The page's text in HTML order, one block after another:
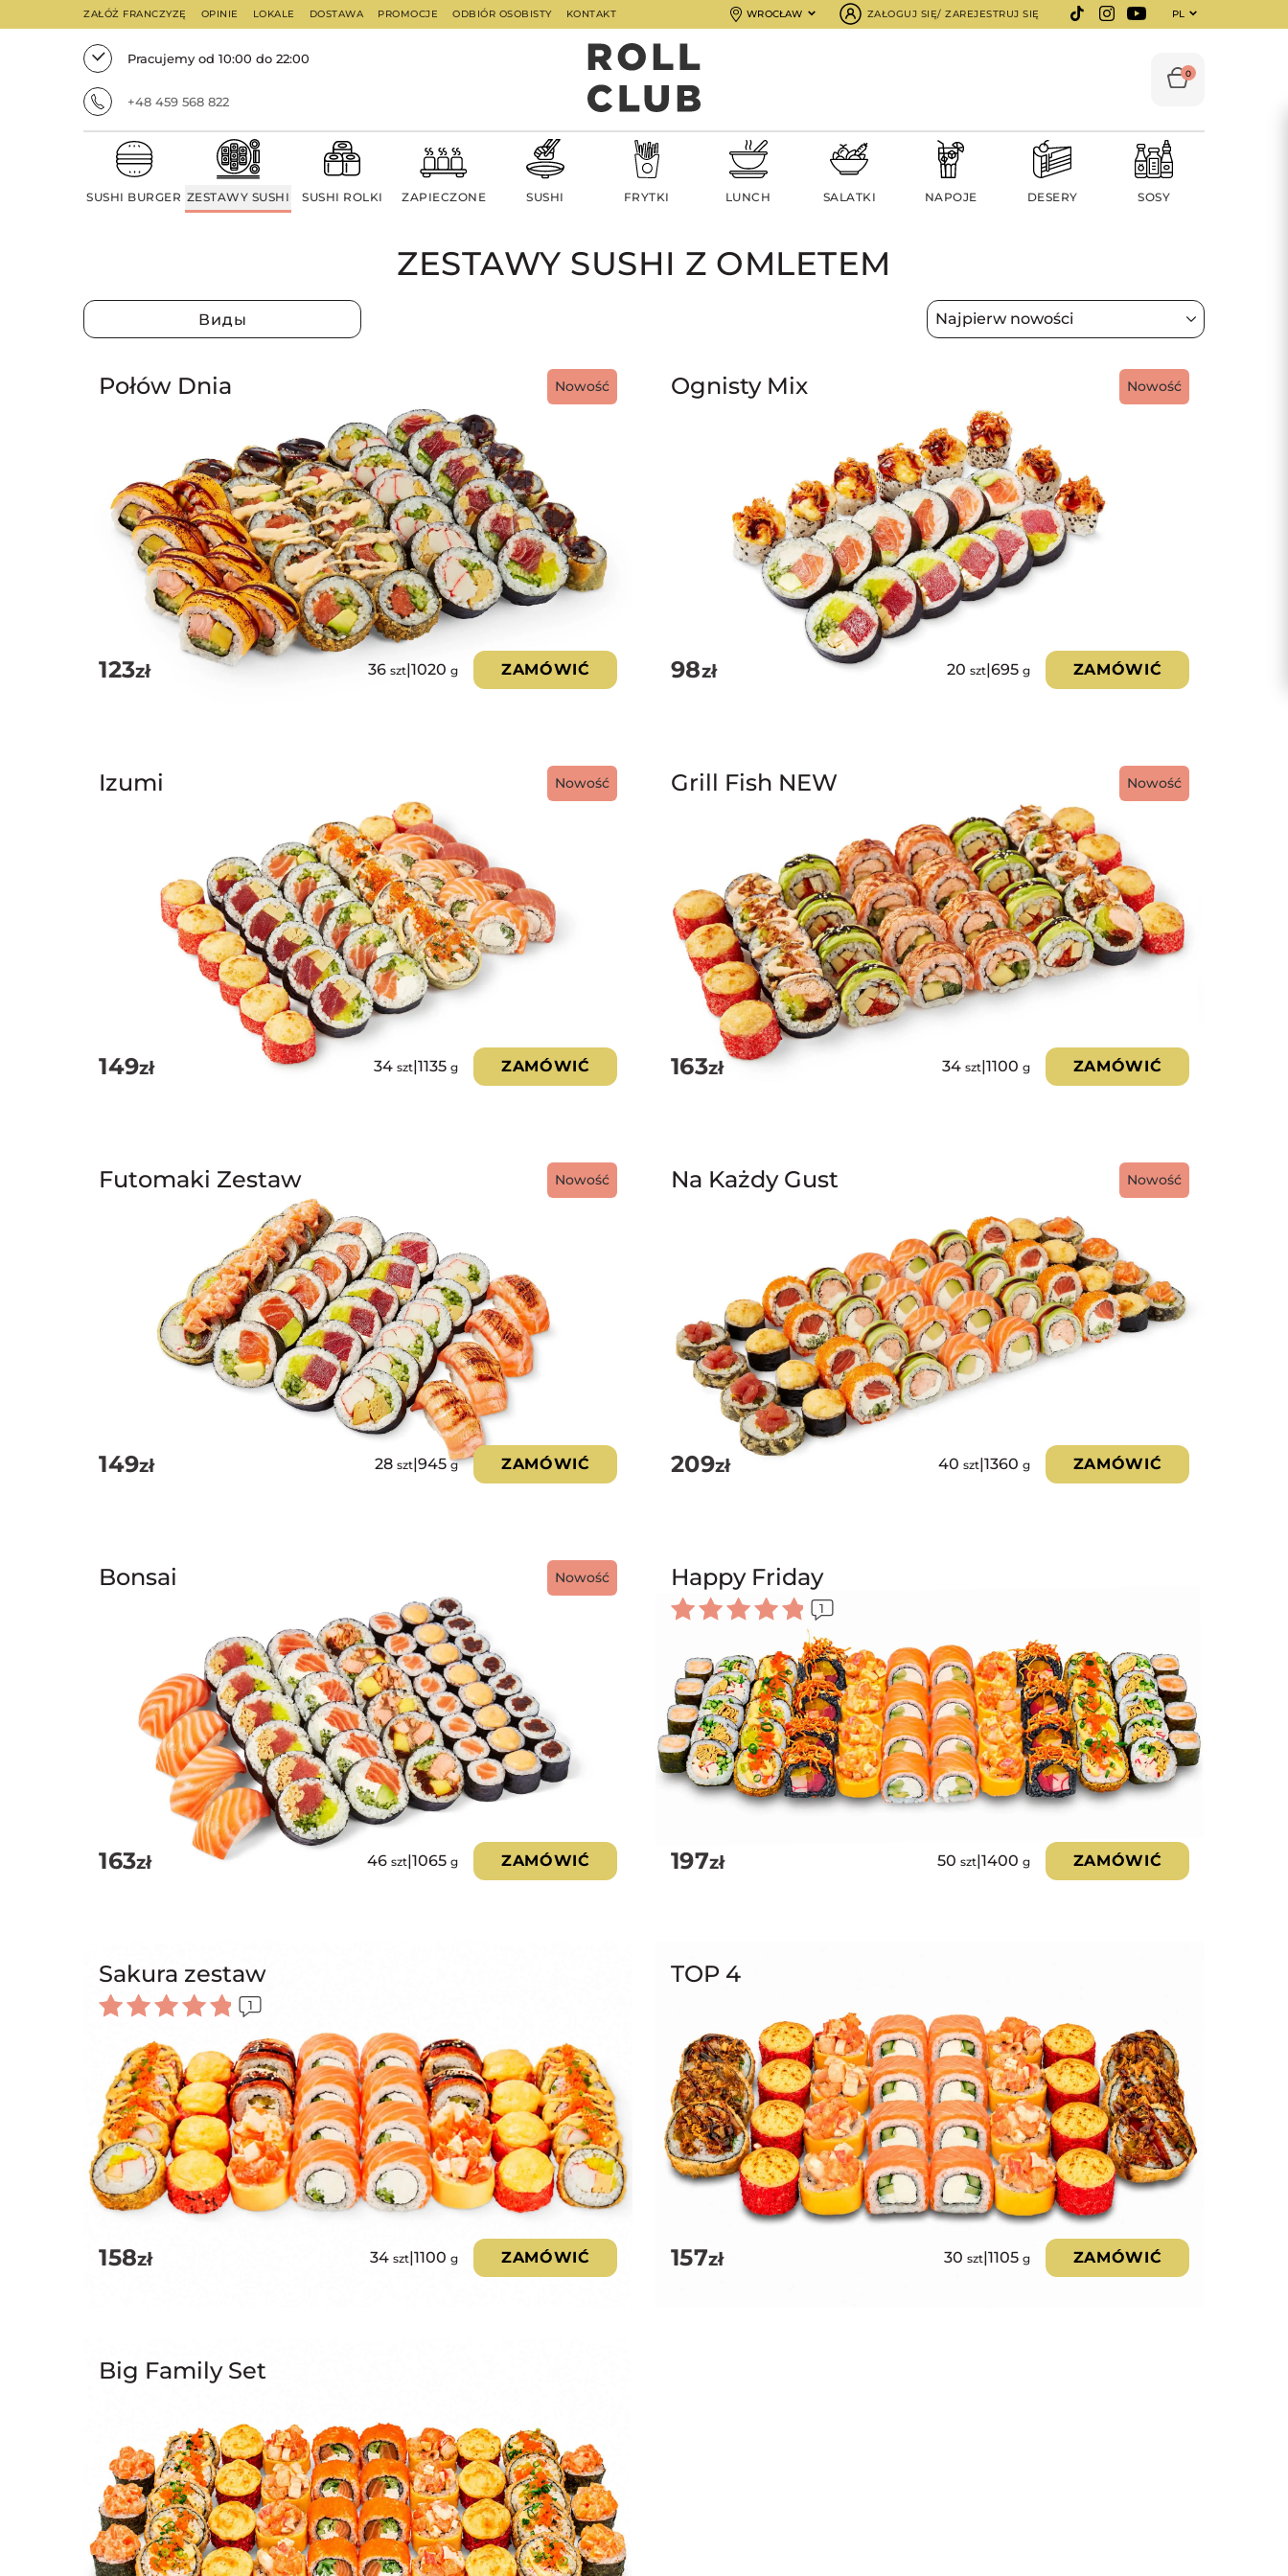
ZAŁÓŻ FRANCZYZĘ OPINIE LOKALE DOSTAWA PROMOCJE ODBIÓR OSOBISTY KONTAKT WROCŁAW ZAŁOGUJ SIĘ/ ZAREJESTRUJ SIĘ PL
Pracujemy od 10:00 do 22:00
+48 459 568 822
0
SUSHI BURGER ZESTAWY SUSHI SUSHI ROLKI ZAPIECZONE SUSHI FRYTKI LUNCH SALATKI NAPOJE DESERY SOSY
ZESTAWY SUSHI Z OMLETEM
Виды
Nowość
Połów Dnia
123zł 36szt|1020g ZAMÓWIĆ
Nowość
Ognisty Mix
98zł 20 szt|695 g ZAMÓWIĆ
Nowość
Izumi
149zł 34szt|1135g ZAMÓWIĆ
Nowość
Grill Fish NEW
163zł 34 szt|1100 g ZAMÓWIĆ
Nowość
Futomaki Zestaw
149zł 28szt|945g ZAMÓWIĆ
Nowość
Na Każdy Gust
209zł 40 szt|1360 g ZAMÓWIĆ
Nowość
Bonsai
163zł 46szt|1065g ZAMÓWIĆ
Happy Friday
5.00
na 5
1
197zł 50 szt|1400 g ZAMÓWIĆ
Sakura zestaw
Oceniono
5.00
na 5
1
158zł 34szt|1100g ZAMÓWIĆ
TOP 4
157zł 30 szt|1105 g ZAMÓWIĆ
Big Family Set